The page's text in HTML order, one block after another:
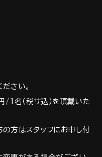
さい。
名（税サ込）を頂戴いた
方はスタッフにお申し付